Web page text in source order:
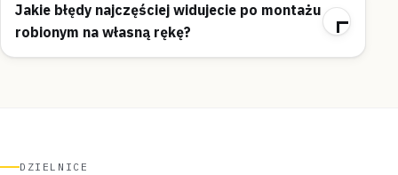
Jakie błędy najczęściej widujecie po montażu
robionym na własną rękę?
DZIELNICE